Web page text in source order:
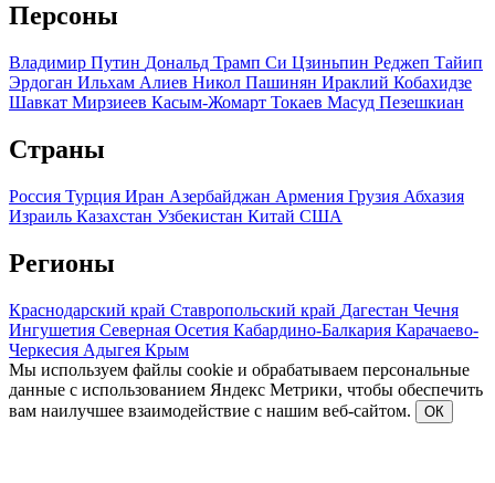
Персоны
Владимир Путин Дональд Трамп Си Цзиньпин Реджеп Тайип
Эрдоган Ильхам Алиев Никол Пашинян Ираклий Кобахидзе
Шавкат Мирзиеев Касым-Жомарт Токаев Масуд Пезешкиан
Страны
Россия Турция Иран Азербайджан Армения Грузия Абхазия
Израиль Казахстан Узбекистан Китай США
Регионы
Краснодарский край Ставропольский край Дагестан Чечня
Ингушетия Северная Осетия Кабардино-Балкария Карачаево-
Черкесия Адыгея Крым
Мы используем файлы cookie и обрабатываем персональные
данные с использованием Яндекс Метрики, чтобы обеспечить
вам наилучшее взаимодействие с нашим веб-сайтом.
ОК